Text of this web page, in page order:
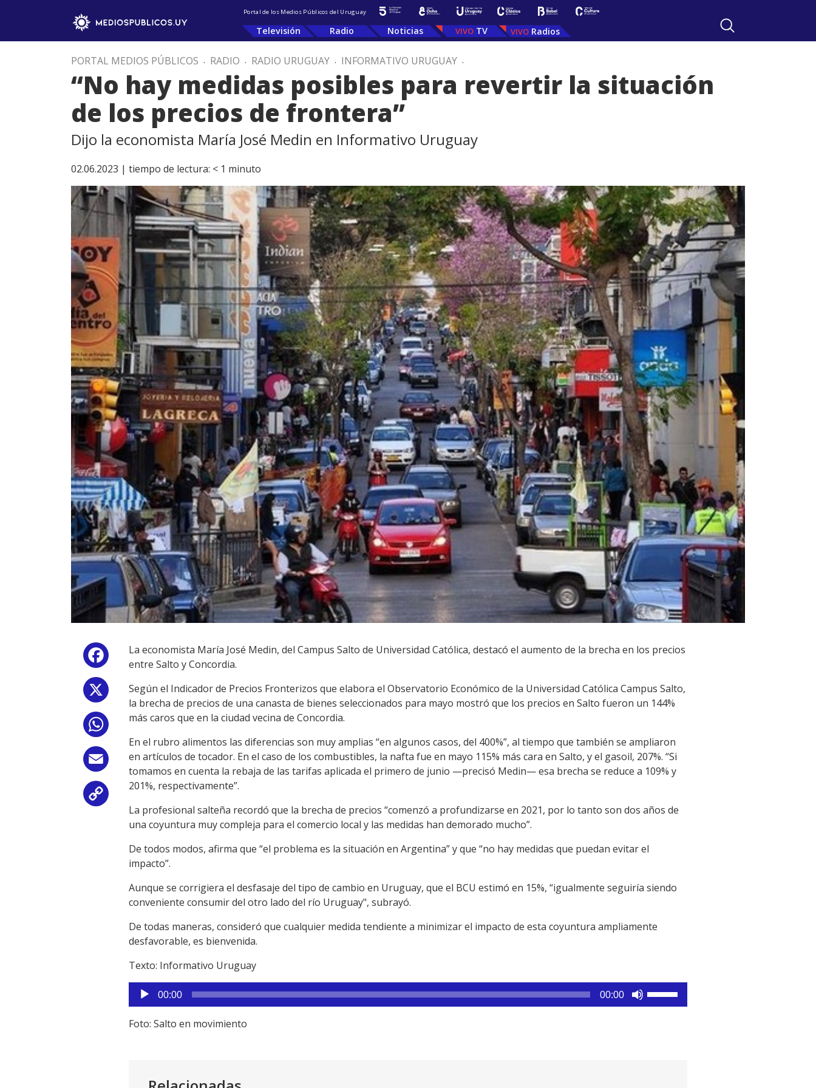
Portal de los Medios Públicos del Uruguay
Televisión Radio Noticias TV Radios
PORTAL MEDIOS PÚBLICOS . RADIO . RADIO URUGUAY . INFORMATIVO URUGUAY .
“No hay medidas posibles para revertir la situación
de los precios de frontera”
Dijo la economista María José Medin en Informativo Uruguay
02.06.2023 | tiempo de lectura: < 1 minuto
Facebook
Email
Link
La economista María José Medin, del Campus Salto de Universidad Católica, destacó el aumento de la brecha en los precios
entre Salto y Concordia.
Según el Indicador de Precios Fronterizos que elabora el Observatorio Económico de la Universidad Católica Campus Salto,
la brecha de precios de una canasta de bienes seleccionados para mayo mostró que los precios en Salto fueron un 144%
más caros que en la ciudad vecina de Concordia.
En el rubro alimentos las diferencias son muy amplias “en algunos casos, del 400%”, al tiempo que también se ampliaron
en artículos de tocador. En el caso de los combustibles, la nafta fue en mayo 115% más cara en Salto, y el gasoil, 207%. “Si
tomamos en cuenta la rebaja de las tarifas aplicada el primero de junio —precisó Medin— esa brecha se reduce a 109% y
201%, respectivamente”.
La profesional salteña recordó que la brecha de precios “comenzó a profundizarse en 2021, por lo tanto son dos años de
una coyuntura muy compleja para el comercio local y las medidas han demorado mucho”.
De todos modos, afirma que “el problema es la situación en Argentina” y que “no hay medidas que puedan evitar el
impacto”.
Aunque se corrigiera el desfasaje del tipo de cambio en Uruguay, que el BCU estimó en 15%, “igualmente seguiría siendo
conveniente consumir del otro lado del río Uruguay", subrayó.
De todas maneras, consideró que cualquier medida tendiente a minimizar el impacto de esta coyuntura ampliamente
desfavorable, es bienvenida.
Texto: Informativo Uruguay
Reproductor
de
audio
00:00 00:00
Foto: Salto en movimiento